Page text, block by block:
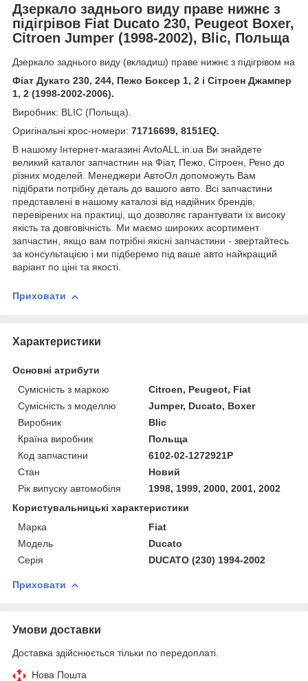
Дзеркало заднього виду праве нижнє з
підігрівов Fiat Ducato 230, Peugeot Boxer,
Citroen Jumper (1998-2002), Blic, Польща
Дзеркало заднього виду (вкладиш) праве нижнє з підігрівом на
Фіат Дукато 230, 244, Пежо Боксер 1, 2 і Сітроен Джампер
1, 2 (1998-2002-2006).
Виробник: BLIC (Польща).
Оригінальні крос-номери: 71716699, 8151EQ.
В нашому Інтернет-магазині AvtoALL.in.ua Ви знайдете
великий каталог запчастнин на Фіат, Пежо, Сітроен, Рено до
різних моделей. Менеджери АвтоОл допоможуть Вам
підібрати потрібну деталь до вашого авто. Всі запчастини
представлені в нашому каталозі від надійних брендів,
перевірених на практиці, що дозволяє гарантувати їх високу
якість та довговічність. Ми маємо широких асортимент
запчастин, якщо вам потрібні якісні запчастини - звертайтесь
за консультацією і ми підберемо під ваше авто найкращий
варіант по ціні та якості.
Приховати
Характеристики
Основні атрибути
Сумісність з маркою
Citroen, Peugeot, Fiat
Сумісність з моделлю
Jumper, Ducato, Boxer
Виробник
Blic
Країна виробник
Польща
Код запчастини
6102-02-1272921P
Стан
Новий
Рік випуску автомобіля
1998, 1999, 2000, 2001, 2002
Користувальницькі характеристики
Марка
Fiat
Модель
Ducato
Серія
DUCATO (230) 1994-2002
Приховати
Умови доставки
Доставка здійснюється тільки по передоплаті.
Нова Пошта